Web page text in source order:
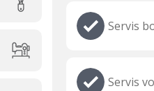
Servis
Servis